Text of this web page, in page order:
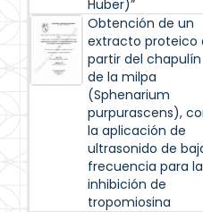
Huber)”
Obtención de un
extracto proteico
partir del chapulín
de la milpa
(Sphenarium
purpurascens),
la aplicación de
ultrasonido de
frecuencia para la
inhibición de
tropomiosina